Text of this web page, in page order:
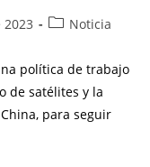
Noticia
política de trabajo
de satélites y la
para seguir